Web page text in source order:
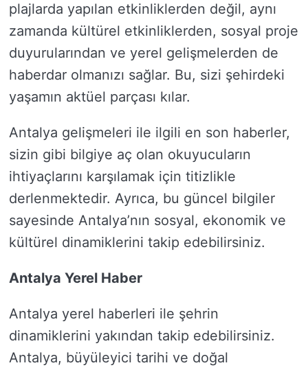
plajlarda yapılan etkinliklerden değil, aynı
zamanda kültürel etkinliklerden, sosyal proje
duyurularından ve yerel gelişmelerden de
haberdar olmanızı sağlar. Bu, sizi şehirdeki
yaşamın aktüel parçası kılar.
Antalya gelişmeleri ile ilgili en son haberler,
sizin gibi bilgiye aç olan okuyucuların
ihtiyaçlarını karşılamak için titizlikle
derlenmektedir. Ayrıca, bu güncel bilgiler
sayesinde Antalya’nın sosyal, ekonomik ve
kültürel dinamiklerini takip edebilirsiniz.
Antalya Yerel Haber
Antalya yerel haberleri ile şehrin
dinamiklerini yakından takip edebilirsiniz.
Antalya, büyüleyici tarihi ve doğal